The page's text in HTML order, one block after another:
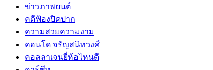
ข่าวภาพยนต์
คดีฟ้องปิดปาก
ความสวยความงาม
คอนโด จรัญสนิทวงศ์
คอลลาเจนยี่ห้อไหนดี